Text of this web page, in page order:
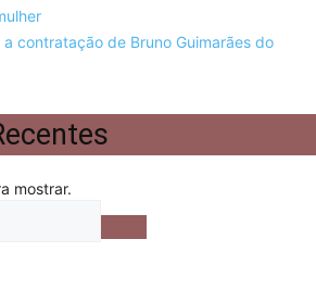
a contratação de Bruno Guimarães do
mostrar.